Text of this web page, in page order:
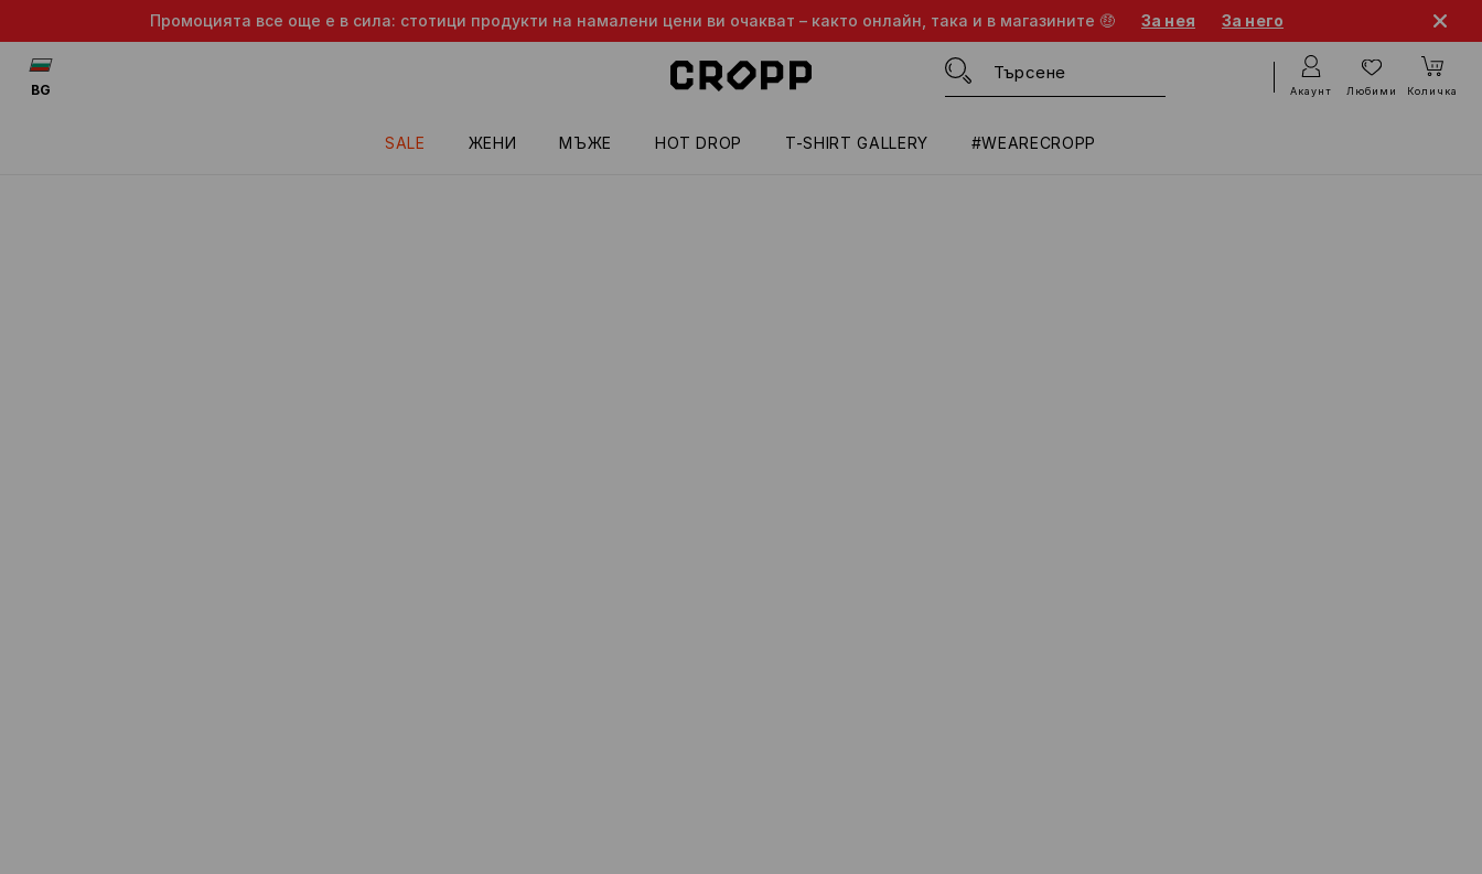
Промоцията все още е в сила: стотици продукти на намалени цени ви очакват – както онлайн, така и в магазините 🤑 За нея За него
SALE ЖЕНИ МЪЖЕ HOT DROP T-SHIRT GALLERY #WEARECROPP
BG Акаунт Любими Количка